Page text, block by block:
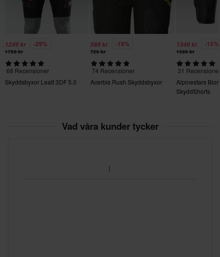
1249 kr -29%
1759 kr
68 Recensioner
Skyddsbyxor Leatt 3DF 5.0
589 kr -19%
729 kr
74 Recensioner
Acerbis Rush Skyddsbyxor
1349 kr -15%
1595 kr
31 Recensioner
Alpinestars
SkyddShorts
Vad våra kunder tycker